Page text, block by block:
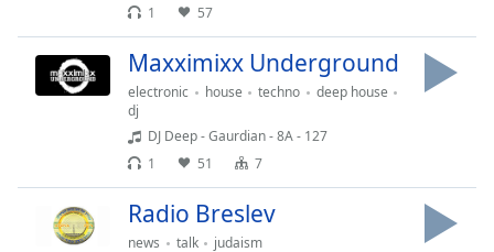
1
57
Maxximixx Underground
electronic house techno
deep house
dj
DJ Deep - Gaurdian - 8A - 127
1
51 7
Radio Breslev
news talk judaism